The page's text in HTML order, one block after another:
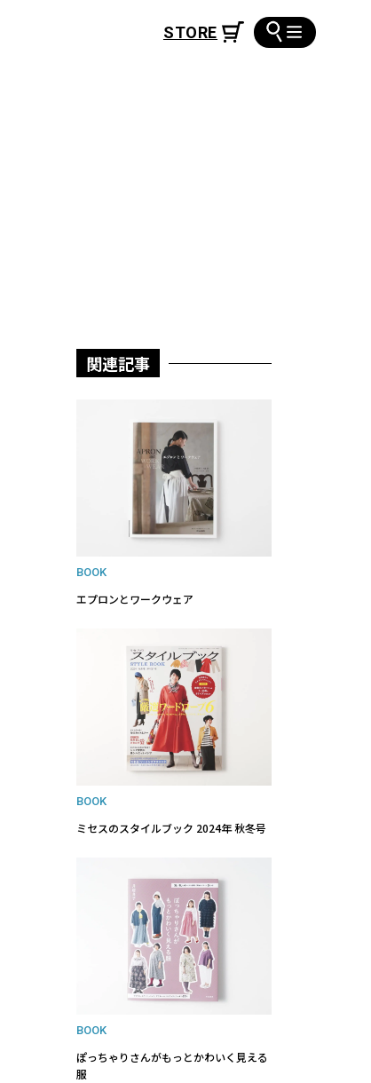
関連記事
BOOK
エプロンとワークウェア
BOOK
ミセスのスタイルブック 2024年 秋冬号
BOOK
ぽっちゃりさんがもっとかわいく見える
服